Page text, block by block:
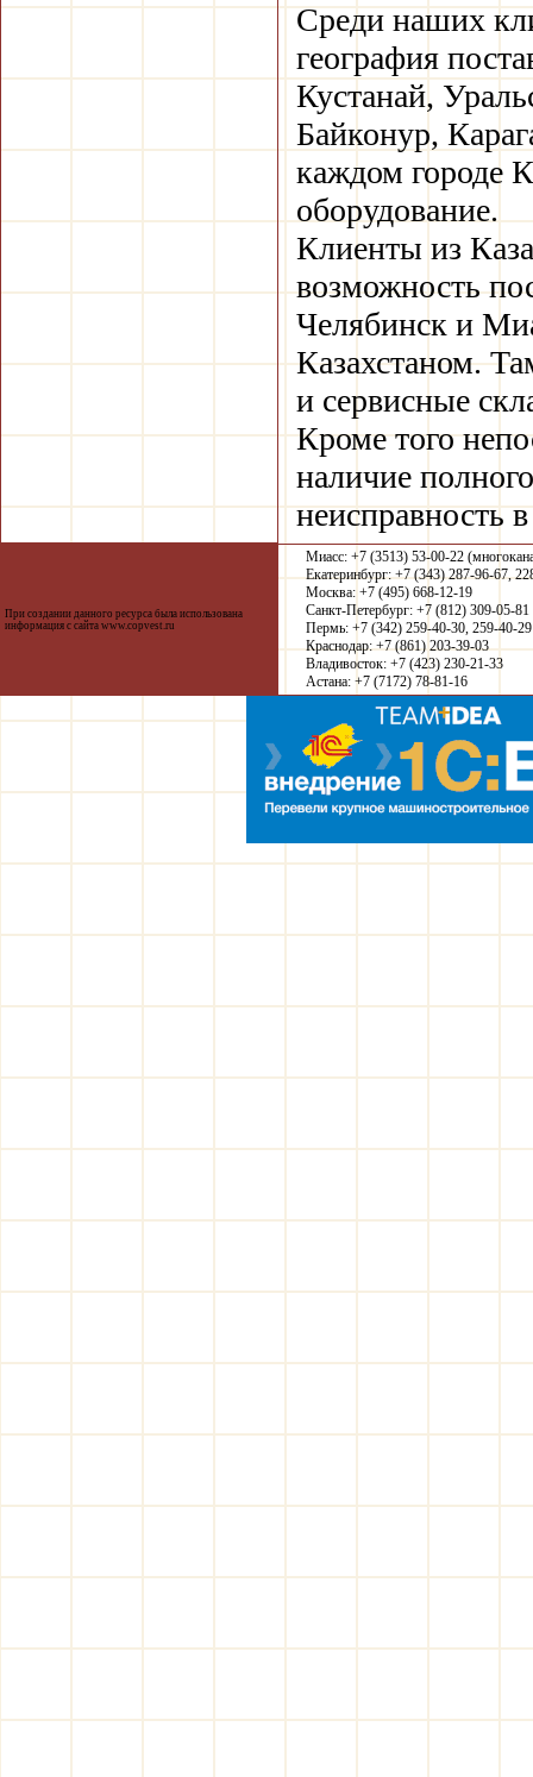
Среди наших
география
Кустанай,
Байконур,
каждом городе
оборудование.
Клиенты из
возможность
Челябинск и
Казахстаном.
и сервисные
Кроме того
наличие
неисправность
При создании данного ресурса была использована
информация с сайта www.copvest.ru
Миасс: +7 (3513) 53-00-22
Екатеринбург: +7 (343) 287-96-67,
Москва: +7 (495) 668-12-19
Санкт-Петербург: +7 (812) 309-05-81
Пермь: +7 (342) 259-40-30, 259-40-29
Краснодар: +7 (861) 203-39-03
Владивосток: +7 (423) 230-21-33
Астана: +7 (7172) 78-81-16